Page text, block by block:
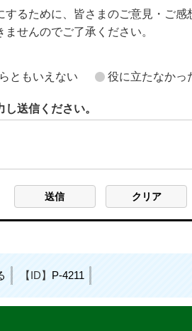
るために、皆さまのご意見・ご感
せんのでご了承ください。
ともいえない 役に立たなかっ
送信ください。
【ID】 P-4211